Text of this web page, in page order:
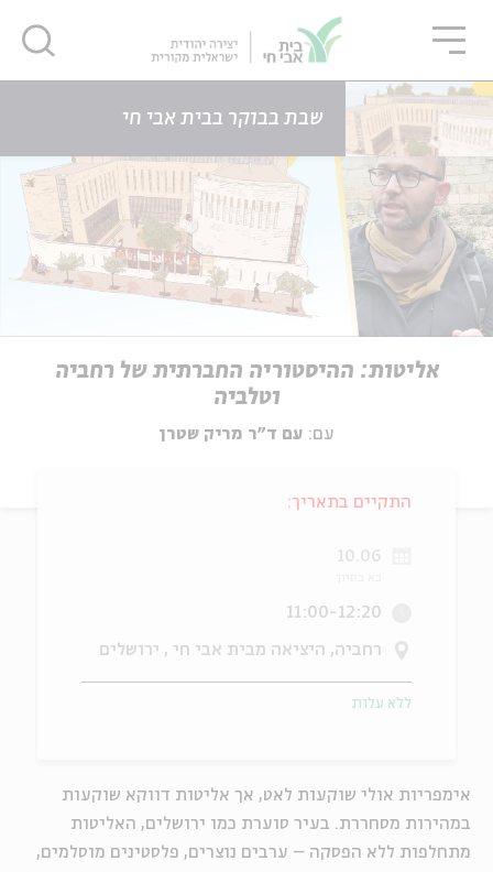
שבת בבוקר בבית אבי חי
דף הבית אירועים
אליטות: ההיסטוריה החברתית של רחביה
וטלביה
עם: עם ד"ר מריק שטרן
אימפריות אולי שוקעות לאט, אך אליטות דווקא שוקעות
במהירות מסחררת. בעיר סוערת כמו ירושלים, האליטות
מתחלפות ללא הפסקה – ערבים נוצרים, פלסטינים מוסלמים,
התקיים בתאריך:
10.06
11:00-12:20
רחביה, היציאה מבית אבי חי , ירושלים
ללא עלות
סגור